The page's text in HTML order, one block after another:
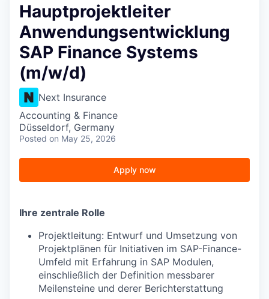
Hauptprojektleiter
Anwendungsentwicklung
SAP Finance Systems
(m/w/d)
Next Insurance
Accounting & Finance
Düsseldorf, Germany
Posted on May 25, 2026
Apply now
Ihre zentrale Rolle
Projektleitung: Entwurf und Umsetzung von
Projektplänen für Initiativen im SAP-Finance-
Umfeld mit Erfahrung in SAP Modulen,
einschließlich der Definition messbarer
Meilensteine und derer Berichterstattung